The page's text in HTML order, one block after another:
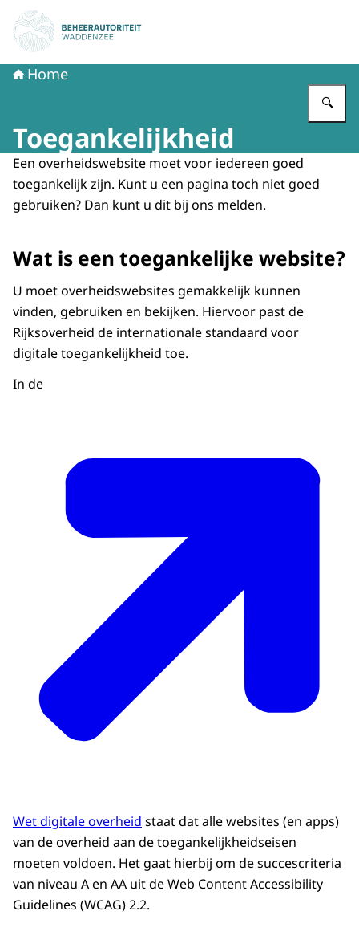
Naar de homepage van Beheerautoriteit Waddenzee
Home
Toegankelijkheid
Een overheidswebsite moet voor iedereen goed
toegankelijk zijn. Kunt u een pagina toch niet goed
gebruiken? Dan kunt u dit bij ons melden.
Wat is een toegankelijke website?
U moet overheidswebsites gemakkelijk kunnen
vinden, gebruiken en bekijken. Hiervoor past de
Rijksoverheid de internationale standaard voor
digitale toegankelijkheid toe.
In de
Wet digitale overheid staat dat alle websites (en apps)
van de overheid aan de toegankelijkheidseisen
moeten voldoen. Het gaat hierbij om de succescriteria
van niveau A en AA uit de Web Content Accessibility
Guidelines (WCAG) 2.2.